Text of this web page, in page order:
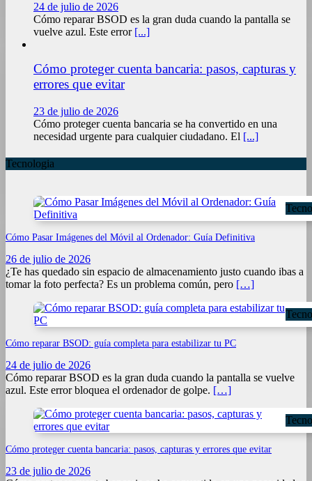
24 de julio de 2026
Cómo reparar BSOD es la gran duda cuando la pantalla se
vuelve azul. Este error [...]
Cómo proteger cuenta bancaria: pasos, capturas y
errores que evitar
23 de julio de 2026
Cómo proteger cuenta bancaria se ha convertido en una
necesidad urgente para cualquier ciudadano. El [...]
Tecnologia
Cómo Pasar Imágenes del Móvil al Ordenador: Guía Definitiva
26 de julio de 2026
¿Te has quedado sin espacio de almacenamiento justo cuando ibas a
tomar la foto perfecta? Es un problema común, pero […]
Cómo reparar BSOD: guía completa para estabilizar tu PC
24 de julio de 2026
Cómo reparar BSOD es la gran duda cuando la pantalla se vuelve
azul. Este error bloquea el ordenador de golpe. […]
Cómo proteger cuenta bancaria: pasos, capturas y errores que evitar
23 de julio de 2026